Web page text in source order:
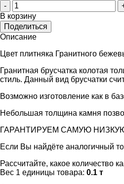
-
В корзину
Поделиться
Описание
Цвет плитняка Гранитного
Гранитная брусчатка колотая
стиль. Данный вид брусчатки
Возможно изготовление как в
Небольшая толщина камня
ГАРАНТИРУЕМ САМУЮ
Если Вы найдёте аналогичный
Рассчитайте, какое количество
Вес 1 единицы товара: 0.1 т